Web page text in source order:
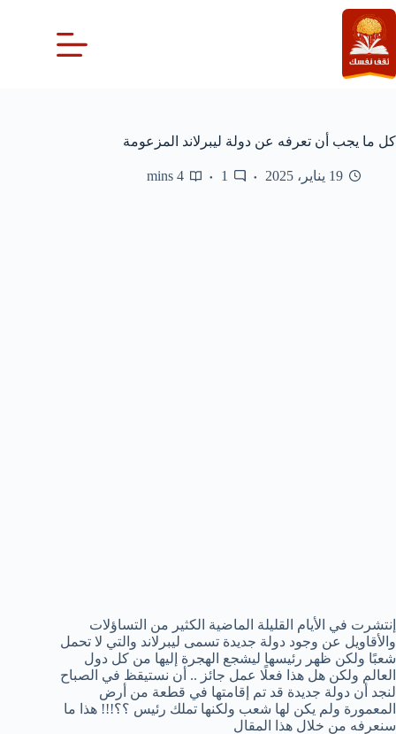
التجاوز
إلى
المحتوى
كل ما يجب أن تعرفه عن دولة ليبرلاند المزعومة
19 يناير، 2025 1
4 mins
إنتشرت في الأيام القليلة الماضية الكثير من التساؤلات
والأقاويل عن وجود دولة جديدة تسمى ليبرلاند والتي لا تحمل
شعبًا ولكن ظهر رئيسها ليشجع الهجرة إليها من كل دول
العالم ولكن هل هذا فعلًا عمل جائز .. أن نستيقظ في الصباح
لنجد أن دولة جديدة قد تم إقامتها في قطعة من أرض
المعمورة ولم يكن لها شعب ولكنها تملك رئيس ؟؟!!! هذا ما
سنعرفه من خلال هذا المقال